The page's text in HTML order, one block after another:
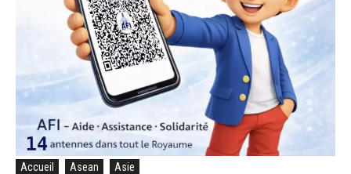
Accueil Asean Asie